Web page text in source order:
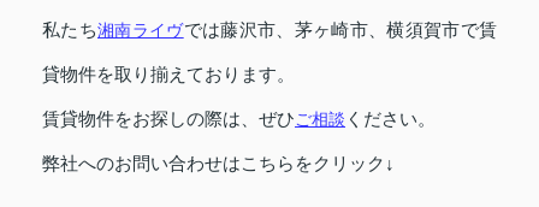
私たち湘南ライヴでは藤沢市、茅ヶ崎市、横須賀市で賃
貸物件を取り揃えております。
賃貸物件をお探しの際は、ぜひご相談 ください。
弊社へのお問い合わせはこちらをクリック↓